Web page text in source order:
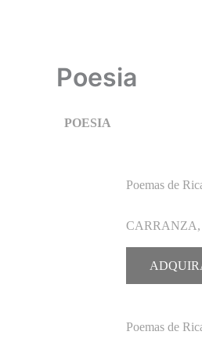
Poesia
POESIA
Poemas de
CARRANZA,
Poemas de